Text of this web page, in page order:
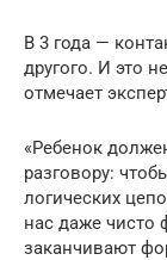
В 3 года —
другого. И это
отмечает
«Ребенок
разговору:
логических
нас даже чисто
заканчивают